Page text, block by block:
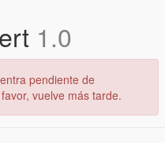
1.0
pendiente de
vuelve más tarde.